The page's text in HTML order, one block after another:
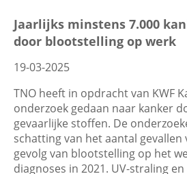
Contactgegevens
Zoeken
Filters
Datum
Trefwoord
Jaarlijks minstens 7.000
door blootstelling op werk
19-03-2025
TNO heeft in opdracht van KWF
onderzoek gedaan naar kanker
gevaarlijke stoffen. De
schatting van het aantal gevallen
gevolg van blootstelling op het
diagnoses in 2021. UV-straling